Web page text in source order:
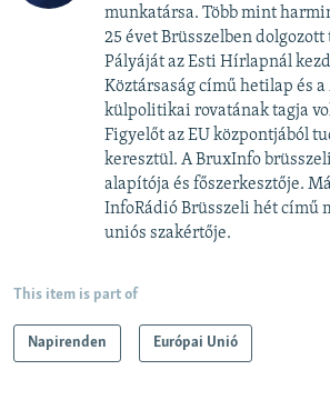
munkatársa. Több mint
25 évet Brüsszelben
Pályáját az Esti Hírlapnál
Köztársaság című hetilap és
külpolitikai rovatának tagja
Figyelőt az EU központjából
keresztül. A BruxInfo
alapítója és főszerkesztője.
InfoRádió Brüsszeli hét című
uniós szakértője.
This item is part of
Napirenden Európai Unió